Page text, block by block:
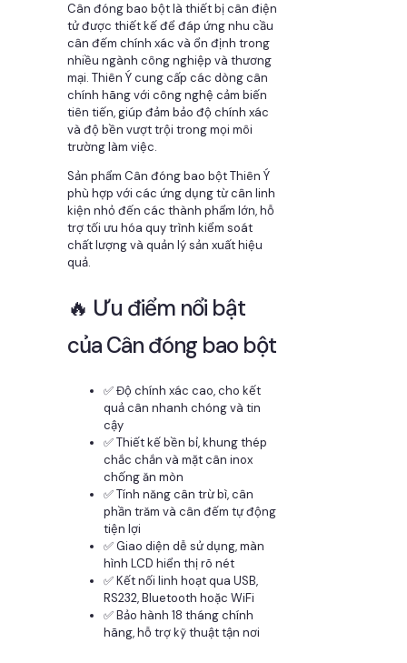
Cân đóng bao bột là thiết bị cân điện
tử được thiết kế để đáp ứng nhu cầu
cân đếm chính xác và ổn định trong
nhiều ngành công nghiệp và thương
mại. Thiên Ý cung cấp các dòng cân
chính hãng với công nghệ cảm biến
tiên tiến, giúp đảm bảo độ chính xác
và độ bền vượt trội trong mọi môi
trường làm việc.
Sản phẩm Cân đóng bao bột Thiên Ý
phù hợp với các ứng dụng từ cân linh
kiện nhỏ đến các thành phẩm lớn, hỗ
trợ tối ưu hóa quy trình kiểm soát
chất lượng và quản lý sản xuất hiệu
quả.
🔥 Ưu điểm nổi bật
của Cân đóng bao bột
✅ Độ chính xác cao, cho kết
quả cân nhanh chóng và tin
cậy
✅ Thiết kế bền bỉ, khung thép
chắc chắn và mặt cân inox
chống ăn mòn
✅ Tính năng cân trừ bì, cân
phần trăm và cân đếm tự động
tiện lợi
✅ Giao diện dễ sử dụng, màn
hình LCD hiển thị rõ nét
✅ Kết nối linh hoạt qua USB,
RS232, Bluetooth hoặc WiFi
✅ Bảo hành 18 tháng chính
hãng, hỗ trợ kỹ thuật tận nơi